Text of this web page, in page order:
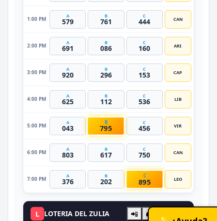
1:00 PM A
579
B
761
C
444 CAN
2:00 PM A
691
B
086
C
160 ARI
3:00 PM A
920
B
296
C
153 CAP
4:00 PM A
625
B
112
C
536 LIB
5:00 PM A
043
B
795
C
456 VIR
6:00 PM A
803
B
617
C
750 CAN
7:00 PM A
376
B
202
C
895 LEO
L LOTERIA DEL ZULIA 📲 🖨️